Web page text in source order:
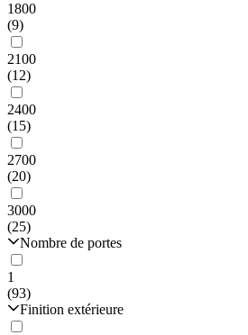
1800
(9)
2100
(12)
2400
(15)
2700
(20)
3000
(25)
Nombre de portes
1
(93)
Finition extérieure